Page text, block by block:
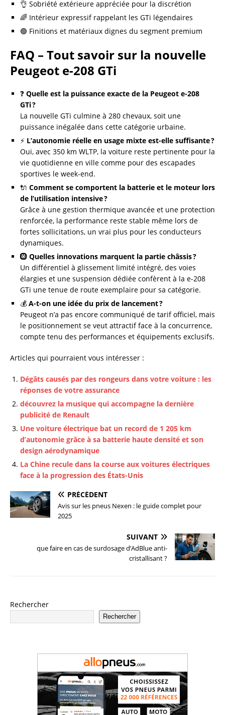
👌 Sobriété extérieure appréciée pour la discrétion
🌈 Intérieur expressif rappelant les GTi légendaires
🟢 Finitions et matériaux dignes du segment premium
FAQ – Tout savoir sur la nouvelle
Peugeot e-208 GTi
❓ Quelle est la puissance exacte de la Peugeot e-208
GTi ?
La nouvelle GTi culmine à 280 chevaux, soit une
puissance inégalée dans cette catégorie urbaine.
⚡ L’autonomie réelle en usage mixte est-elle suffisante ?
Oui, avec 350 km WLTP, la voiture reste pertinente pour la
vie quotidienne en ville comme pour des escapades
sportives le week-end.
🔌 Comment se comportent la batterie et le moteur lors
de l’utilisation intensive ?
Grâce à une gestion thermique avancée et une protection
renforcée, la performance reste stable même lors de
fortes sollicitations, un vrai plus pour les conducteurs
dynamiques.
🛞 Quelles innovations marquent la partie châssis ?
Un différentiel à glissement limité intégré, des voies
élargies et une suspension dédiée confèrent à la e-208
GTi une tenue de route exemplaire pour sa catégorie.
💰 A-t-on une idée du prix de lancement ?
Peugeot n’a pas encore communiqué de tarif officiel, mais
le positionnement se veut attractif face à la concurrence,
compte tenu des performances et équipements exclusifs.
Articles qui pourraient vous intéresser :
Dégâts causés par des rongeurs dans votre voiture : les
réponses de votre assurance
découvrez la musique qui accompagne la dernière
publicité de Renault
Une voiture électrique bat un record de 1 205 km
d’autonomie grâce à sa batterie haute densité et son
design aérodynamique
La Chine recule dans la course aux voitures électriques
face à la progression des États-Unis
PRÉCÉDENT
Avis sur les pneus Nexen : le guide complet pour
2025
SUIVANT
que faire en cas de surdosage d’AdBlue anti-
cristallisant ?
Rechercher
Rechercher